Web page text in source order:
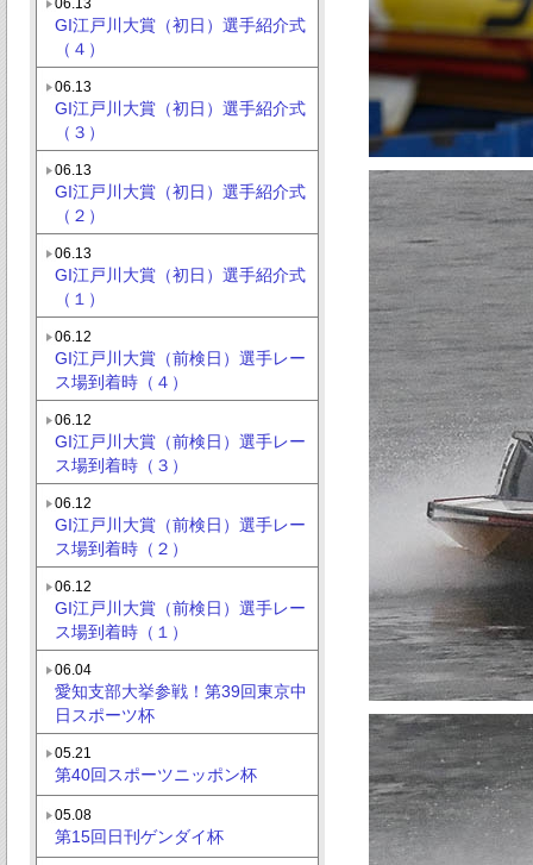
GI江戸川大賞（初日）選手紹介式
（４）
06.13
GI江戸川大賞（初日）選手紹介式
（３）
06.13
GI江戸川大賞（初日）選手紹介式
（２）
06.13
GI江戸川大賞（初日）選手紹介式
（１）
06.12
GI江戸川大賞（前検日）選手レー
ス場到着時（４）
06.12
GI江戸川大賞（前検日）選手レー
ス場到着時（３）
06.12
GI江戸川大賞（前検日）選手レー
ス場到着時（２）
06.12
GI江戸川大賞（前検日）選手レー
ス場到着時（１）
06.04
愛知支部大挙参戦！第39回東京中
日スポーツ杯
05.21
第40回スポーツニッポン杯
05.08
第15回日刊ゲンダイ杯